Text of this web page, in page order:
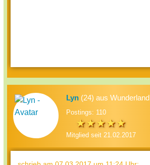
Lyn (24) aus Wunderland
Postings: 110
Mitglied seit 21.02.2017